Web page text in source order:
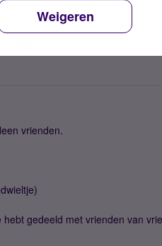
Weigeren
vrienden.
hebt gedeeld met vrienden van